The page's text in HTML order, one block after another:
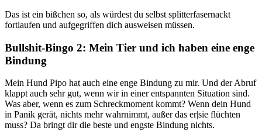
Das ist ein bißchen so, als würdest du selbst splitterfasernackt
fortlaufen und aufgegriffen dich ausweisen müssen.
Bullshit-Bingo 2: Mein Tier und ich haben eine enge
Bindung
Mein Hund Pipo hat auch eine enge Bindung zu mir. Und der Abruf
klappt auch sehr gut, wenn wir in einer entspannten Situation sind.
Was aber, wenn es zum Schreckmoment kommt? Wenn dein Hund
in Panik gerät, nichts mehr wahrnimmt, außer das er|sie flüchten
muss? Da bringt dir die beste und engste Bindung nichts.